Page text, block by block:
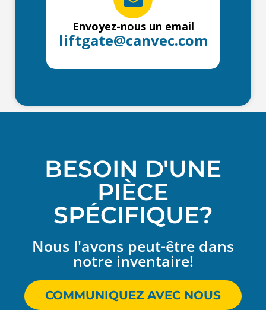
Envoyez-nous un email
liftgate@canvec.com
BESOIN D'UNE
PIÈCE
SPÉCIFIQUE?
Nous l'avons peut-être dans
notre inventaire!
COMMUNIQUEZ AVEC NOUS